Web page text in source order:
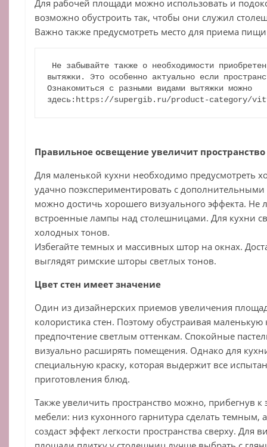
Для рабочей площади можно использовать и
возможно обустроить так, чтобы они служил
Важно также предусмотреть место для приема
Не забывайте также о необходимости
вытяжки. Это особенно актуально если
Ознакомиться с разными видами вытяжки можно
здесь:https://supergib.ru/product-category/
Правильное освещение увеличит пространство
Для маленькой кухни необходимо предусмотреть
удачно поэкспериментировать с дополнительными
можно достичь хорошего визуального эффекта.
встроенные лампы над столешницами. Для кухни
холодных тонов.
Избегайте темных и массивных штор на окнах.
выглядят римские шторы светлых тонов.
Цвет стен имеет значение
Один из дизайнерских приемов увеличения
колористика стен. Поэтому обустраивая маленькую
предпочтение светлым оттенкам. Спокойные
визуально расширять помещения. Однако для
специальную краску, которая выдержит все
приготовления блюд.
Также увеличить пространство можно, прибегнув к
мебели: низ кухонного гарнитура сделать темным,
создаст эффект легкости пространства сверху. Для